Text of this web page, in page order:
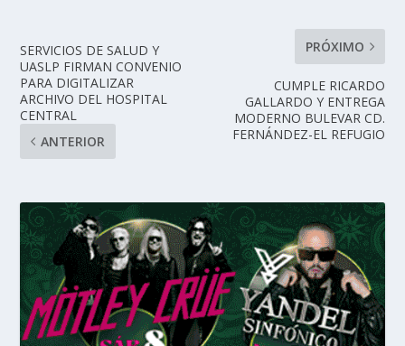
SERVICIOS DE SALUD Y
UASLP FIRMAN CONVENIO
PARA DIGITALIZAR
ARCHIVO DEL HOSPITAL
CENTRAL
ANTERIOR
PRÓXIMO
CUMPLE RICARDO
GALLARDO Y ENTREGA
MODERNO BULEVAR CD.
FERNÁNDEZ-EL REFUGIO